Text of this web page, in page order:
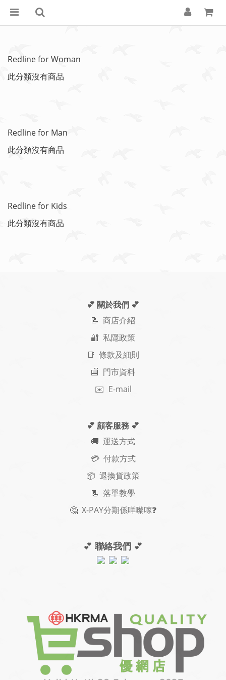
Redline for Woman
此分類沒有商品
Redline for Man
此分類沒有商品
Redline for Kids
此分類沒有商品
💕 關於我們 💕
📝 商店介紹
🔐 私隱政策
📑 條款及細則
🏬 門市資料
✉️ E-mail
💕 顧客服務 💕
🚚 運送方式
💳 付款方式
📦 退換貨政策
📃 落單教學
🤔 X-PAY分期係咩嚟𠺢❓
💕 聯絡我們 💕